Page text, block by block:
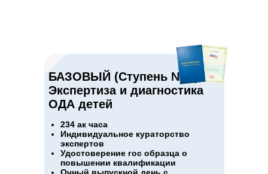
БАЗОВЫЙ (Ступень №1 )
Экспертиза и диагностика
ОДА детей
234 ак часа
Индивидуальное кураторство
экспертов
Удостоверение гос образца о
повышении квалификации